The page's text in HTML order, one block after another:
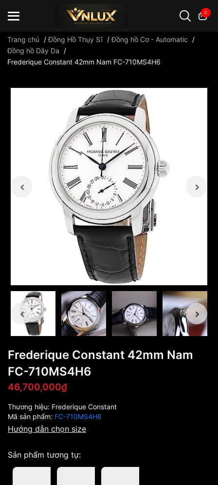
0
Đồng hồ casio đồng hồ G-Shock đồng hồ Orient ...
Trang chủ /Đồng Hồ Thụy Sĩ /Đồng hồ Cơ - Automatic
/
Đồng hồ Dây Da
/
Frederique Constant 42mm Nam FC-710MS4H6
Frederique Constant 42mm Nam
FC-710MS4H6
46,700,000₫
Thương hiệu: Frederique Constant
Mã sản phẩm: FC-710MS4H6
Hướng dẫn chọn size
Sản phẩm tương tự: